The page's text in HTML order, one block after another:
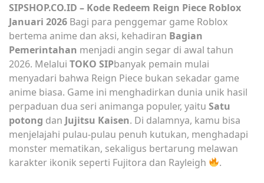
SIPSHOP.CO.ID – Kode Redeem Reign Piece Roblox
Januari 2026 Bagi para penggemar game Roblox
bertema anime dan aksi, kehadiran Bagian
Pemerintahan menjadi angin segar di awal tahun
2026. Melalui TOKO SIPbanyak pemain mulai
menyadari bahwa Reign Piece bukan sekadar game
anime biasa. Game ini menghadirkan dunia unik hasil
perpaduan dua seri animanga populer, yaitu Satu
potong dan Jujitsu Kaisen. Di dalamnya, kamu bisa
menjelajahi pulau-pulau penuh kutukan, menghadapi
monster mematikan, sekaligus bertarung melawan
karakter ikonik seperti Fujitora dan Rayleigh
.